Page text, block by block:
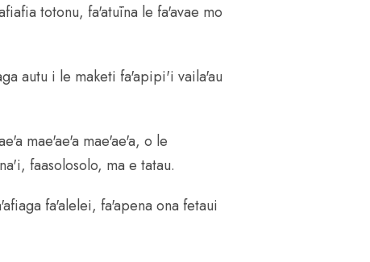
totonu, fa'atūina le fa'avae mo
autu i le maketi fa'apipi'i vaila'au
mae'ae'a mae'ae'a, o le
faasolosolo, ma e tatau.
fa'alelei, fa'apena ona fetaui